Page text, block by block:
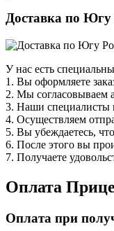
Доставка по
У нас есть
1. Вы оформляете
2. Мы согласовываем
3. Наши специалисты
4. Осуществляем
5. Вы убеждаетесь,
6. После этого вы
7. Получаете
Оплата
Оплата при